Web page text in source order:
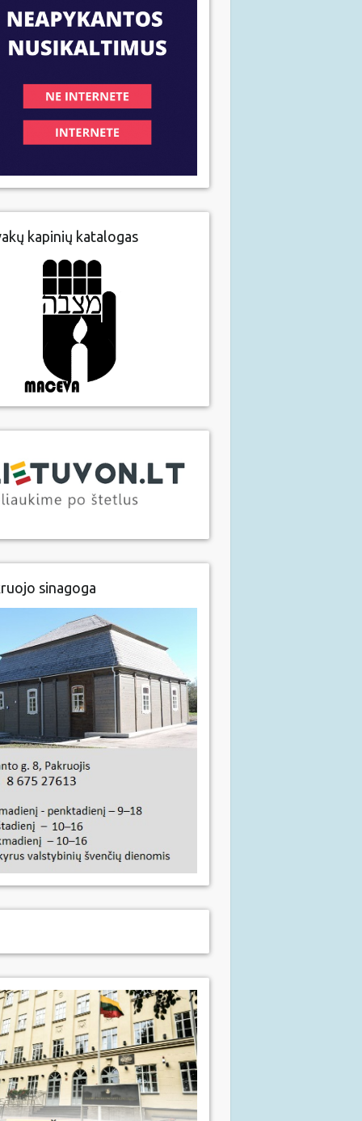
kapinių katalogas
sinagoga